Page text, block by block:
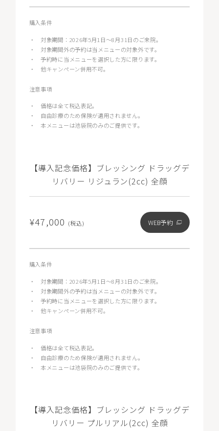
購入条件
・ 対象期間：2026年5月1日〜8月31日のご来院。
・ 対象期間外の予約は当メニューの対象外です。
・予約時に当メニューを選択した方に限ります。
・他キャンペーン併用不可。
注意事項
・価格は全て税込表記。
・
自由診療のため保険が適用されません。
・本メニューは池袋院のみのご提供です。
【導入記念価格】ブレッシング ドラッグデ
リバリー リジュラン(2cc) 全顔
¥47,000 (税込) WEB予約
購入条件
・ 対象期間：2026年5月1日〜8月31日のご来院。
・ 対象期間外の予約は当メニューの対象外です。
・予約時に当メニューを選択した方に限ります。
・他キャンペーン併用不可。
注意事項
・価格は全て税込表記。
・
自由診療のため保険が適用されません。
・本メニューは池袋院のみのご提供です。
【導入記念価格】ブレッシング ドラッグデ
リバリー プルリアル(2cc) 全顔